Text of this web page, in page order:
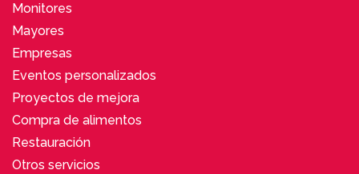
Monitores
Mayores
Empresas
Eventos personalizados
Proyectos de mejora
Compra de alimentos
Restauración
Otros servicios